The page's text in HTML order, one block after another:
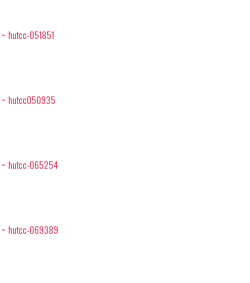
- hutcc-051851
- hutcc050935
- hutcc-065254
- hutcc-069389